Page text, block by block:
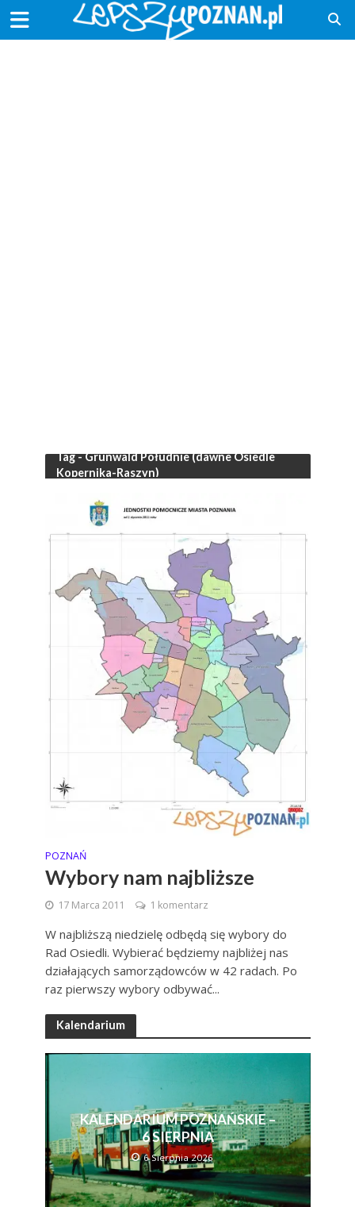
Tag - Grunwald Południe (dawne Osiedle
Kopernika-Raszyn)
POZNAŃ
Wybory nam najbliższe
17 Marca 2011 1 komentarz
W najbliższą niedzielę odbędą się wybory do
Rad Osiedli. Wybierać będziemy najbliżej nas
działających samorządowców w 42 radach. Po
raz pierwszy wybory odbywać...
Kalendarium
KALENDARIUM POZNAŃSKIE –
6 SIERPNIA
6 Sierpnia 2026